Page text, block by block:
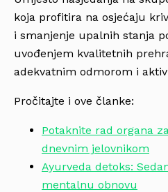
koja profitira na osjećaju
i smanjenje upalnih stanja
uvođenjem kvalitetnih
adekvatnim odmorom i
Pročitajte i ove članke:
Potaknite rad organa
dnevnim jelovnikom
Ayurveda detoks:
mentalnu obnovu